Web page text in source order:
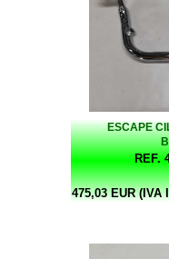
ESCAPE
REF.
475,03 EUR (IVA